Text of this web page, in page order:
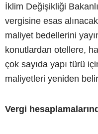
İklim Değişikliği
vergisine esas
maliyet bedellerini
konutlardan otellere,
çok sayıda yapı türü
maliyetleri yeniden
Vergi